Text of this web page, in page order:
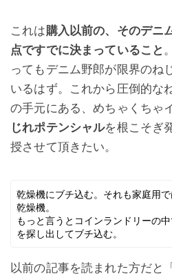
これは購入以前の、そのデニ
点ですでに決まっていること
ってもデニム野郎が限界のね
いるはず。これから圧倒的な
の手元にある、めちゃくちゃ
じれポテンシャルを根こそぎ
授させて頂きたい。
乾燥機にブチ込む。それも家庭用
乾燥機。
もっと言うとコインランドリーの
を探し出してブチ込む。
以前の記事を読まれた方だと